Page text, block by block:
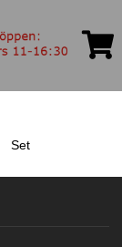
Set